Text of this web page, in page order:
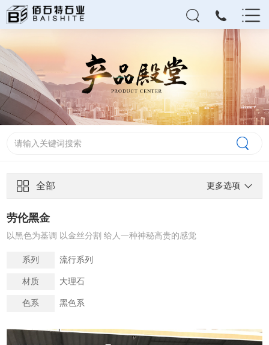
全部 更多选项
劳伦黑金
以黑色为基调 以金丝分割 给人一种神秘高贵的感觉
系列 流行系列
材质 大理石
色系 黑色系